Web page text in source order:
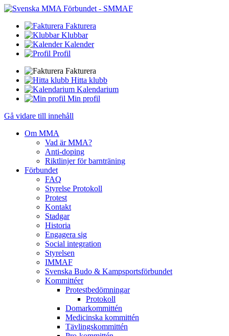
Fakturera
Klubbar
Kalender
Profil
Fakturera
Hitta klubb
Kalendarium
Min profil
Gå vidare till innehåll
Om MMA
Vad är MMA?
Anti-doping
Riktlinjer för barnträning
Förbundet
FAQ
Styrelse Protokoll
Protest
Kontakt
Stadgar
Historia
Engagera sig
Social integration
Styrelsen
IMMAF
Svenska Budo & Kampsportsförbundet
Kommittéer
Protestbedömningar
Protokoll
Domarkommittén
Medicinska kommittén
Tävlingskommittén